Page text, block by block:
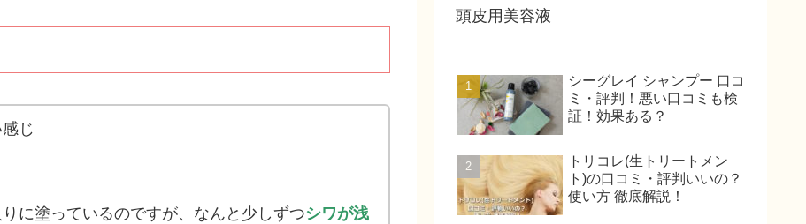
じ
に塗っているのですが、なんと少しずつシワが浅
頭皮用美容液
シーグレイ シャンプー 口コ
ミ・評判！悪い口コミも検
証！効果ある？
トリコレ(生トリートメン
ト)の口コミ・評判いいの？
使い方 徹底解説！